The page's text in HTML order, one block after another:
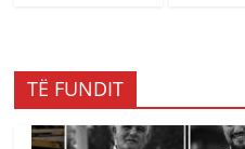
TË FUNDIT